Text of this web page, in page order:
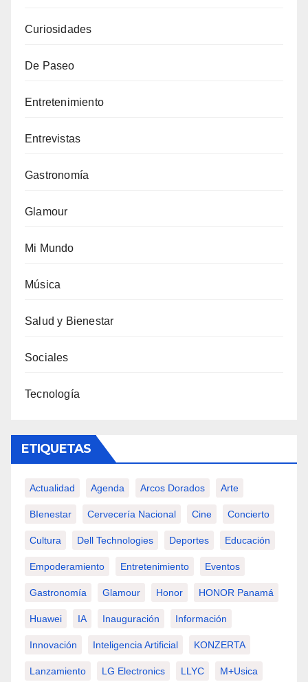
Curiosidades
De Paseo
Entretenimiento
Entrevistas
Gastronomía
Glamour
Mi Mundo
Música
Salud y Bienestar
Sociales
Tecnología
ETIQUETAS
Actualidad Agenda Arcos Dorados Arte
BIenestar Cervecería Nacional Cine Concierto
Cultura Dell Technologies Deportes Educación
Empoderamiento Entretenimiento Eventos
Gastronomía Glamour Honor HONOR Panamá
Huawei IA Inauguración Información
Innovación Inteligencia Artificial KONZERTA
Lanzamiento LG Electronics LLYC M+usica